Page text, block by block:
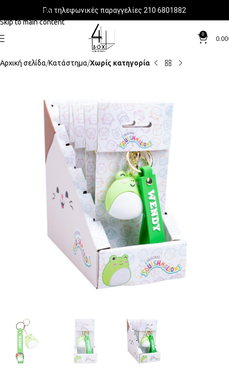
Skip to navigation
Skip to main content
Για τηλεφωνικές παραγγελίες 210 6801882
0
0.00
Αρχική σελίδα Κατάστημα Χωρίς κατηγορία